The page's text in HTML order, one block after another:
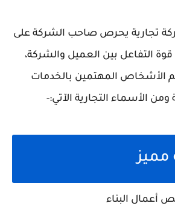
تجارية يحرص صاحب الشركة على
التفاعل بين العميل والشركة،
الأشخاص المهتمين بالخدمات
الأسماء التجارية الآتي:-
أعمال البناء